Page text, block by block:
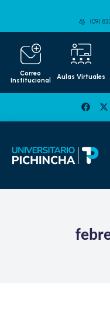
(09)
Correo
Institucional
Aulas Virtuales